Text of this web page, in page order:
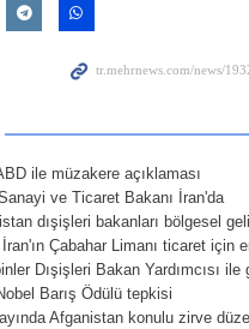
ile müzakere açıklaması
ve Ticaret Bakanı İran'da
dışişleri bakanları bölgesel
Çabahar Limanı ticaret için
Dışişleri Bakan Yardımcısı ile
Barış Ödülü tepkisi
ayında Afganistan konulu zirve